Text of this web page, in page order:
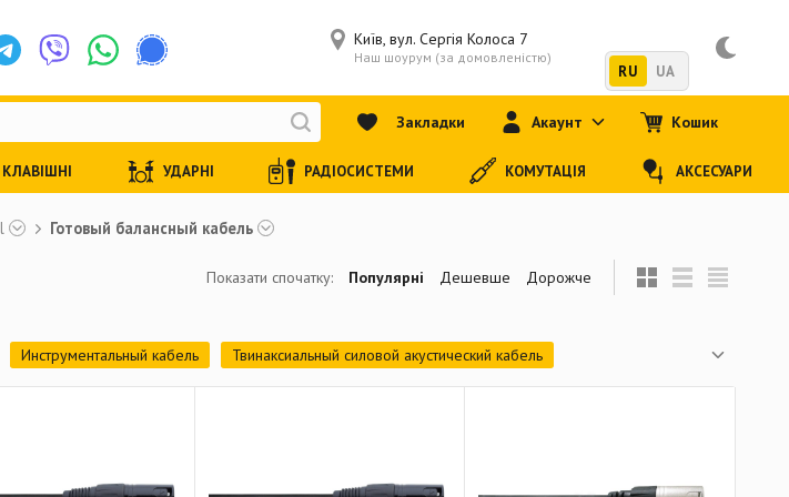
Готовый балансный кабель
Инструментальный кабель
Твинаксиальный силовой акустический кабель
EBU) кабель Мультикорный кабель
Мультикорный акустический кабель
Показати спочатку: Популярні Дешевше Дорожче
Київ, вул. Сергія Колоса 7
Наш шоурум (за домовленістю)
RU UA
Закладки Акаунт Кошик
КЛАВІШНІ УДАРНІ РАДІОСИСТЕМИ КОМУТАЦІЯ АКСЕСУАРИ